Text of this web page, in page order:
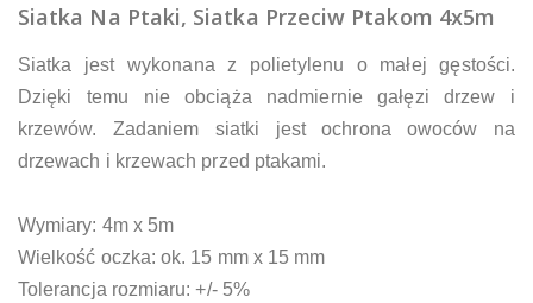
Siatka Na Ptaki, Siatka Przeciw Ptakom 4x5m
Siatka jest wykonana z polietylenu o małej gęstości.
Dzięki temu nie obciąża nadmiernie gałęzi drzew i
krzewów. Zadaniem siatki jest ochrona owoców na
drzewach i krzewach przed ptakami.
Wymiary: 4m x 5m
Wielkość oczka: ok. 15 mm x 15 mm
Tolerancja rozmiaru: +/- 5%